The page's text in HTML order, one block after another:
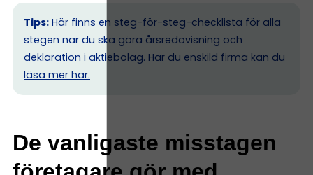
Tips: Här finns en steg-för-steg-checklista för alla
stegen när du ska göra årsredovisning och
deklaration i aktiebolag. Har du enskild firma kan du
läsa mer här.
De vanligaste misstagen